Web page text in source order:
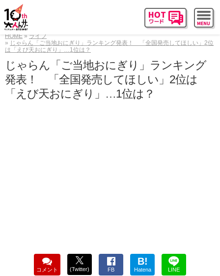
HOME
ライフ
じゃらん「ご当地おにぎり」ランキング発表！ 「全国発売してほしい」2位
は「えび天おにぎり」…1位は？
じゃらん「ご当地おにぎり」ランキング
発表！ 「全国発売してほしい」2位は
「えび天おにぎり」…1位は？
コメント (Twitter) FB
B!
Hatena LINE